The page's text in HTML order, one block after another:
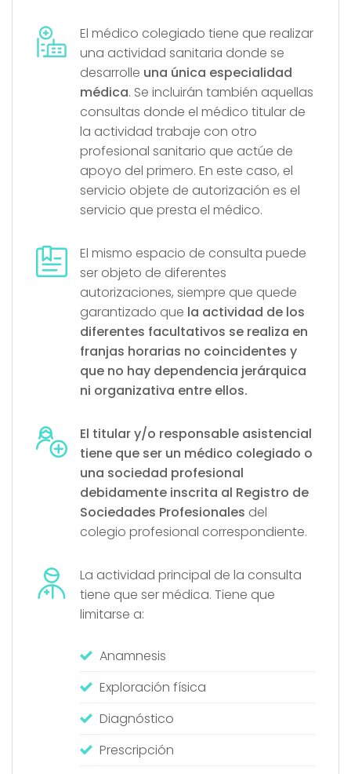
El médico colegiado tiene que realizar
una actividad sanitaria donde se
desarrolle una única especialidad
médica. Se incluirán también aquellas
consultas donde el médico titular de
la actividad trabaje con otro
profesional sanitario que actúe de
apoyo del primero. En este caso, el
servicio objete de autorización es el
servicio que presta el médico.
El mismo espacio de consulta puede
ser objeto de diferentes
autorizaciones, siempre que quede
garantizado que la actividad de los
diferentes facultativos se realiza en
franjas horarias no coincidentes y
que no hay dependencia jerárquica
ni organizativa entre ellos.
El titular y/o responsable asistencial
tiene que ser un médico colegiado o
una sociedad profesional
debidamente inscrita al Registro de
Sociedades Profesionales del
colegio profesional correspondiente.
La actividad principal de la consulta
tiene que ser médica. Tiene que
limitarse a:
Anamnesis
Exploración física
Diagnóstico
Prescripción